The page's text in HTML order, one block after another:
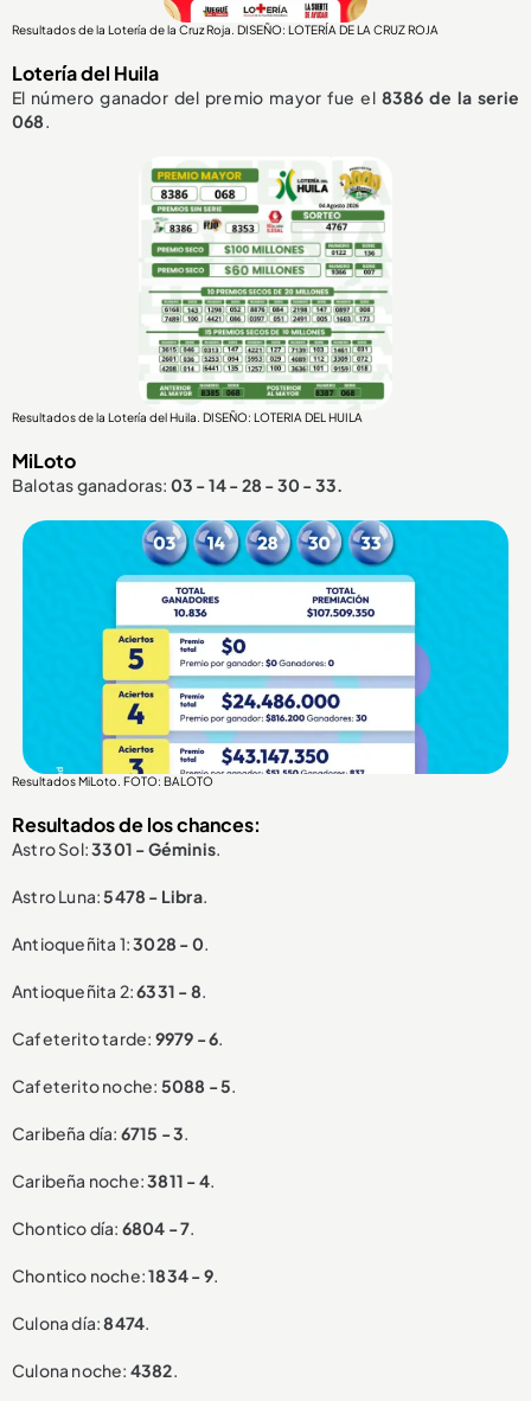
Resultados de la Lotería de la Cruz Roja. DISEÑO: LOTERÍA DE LA CRUZ ROJA
Lotería del Huila
El número ganador del premio mayor fue el 8386 de la serie
068.
Resultados de la Lotería del Huila. DISEÑO: LOTERIA DEL HUILA
MiLoto
Balotas ganadoras: 03 - 14 - 28 - 30 - 33.
Resultados MiLoto. FOTO: BALOTO
Resultados de los chances:
Astro Sol:3301 - Géminis.
Astro Luna:5478 - Libra.
Antioqueñita 1:3028 - 0.
Antioqueñita 2:6331 - 8.
Cafeterito tarde: 9979 - 6.
Cafeterito noche: 5088 - 5.
Caribeña día: 6715 - 3.
Caribeña noche:3811 - 4.
Chontico día: 6804 - 7.
Chontico noche:1834 - 9.
Culona día:8474.
Culona noche: 4382.